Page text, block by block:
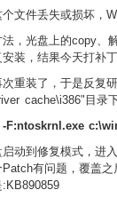
文件丢失或损坏，
，光盘上的copy、
装，结果今天打补
重装了，于是反复
cache\i386"目录
F:ntoskrnl.exe
动到修复模式，进
有问题，覆盖之